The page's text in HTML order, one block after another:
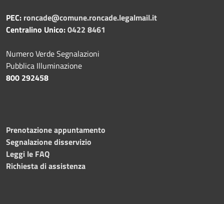
PEC: roncade@comune.roncade.legalmail.it
Centralino Unico:0422 8461
Numero Verde Segnalazioni
Pubblica Illuminazione
800 292458
Prenotazione appuntamento
Segnalazione disservizio
Leggi le FAQ
Richiesta di assistenza